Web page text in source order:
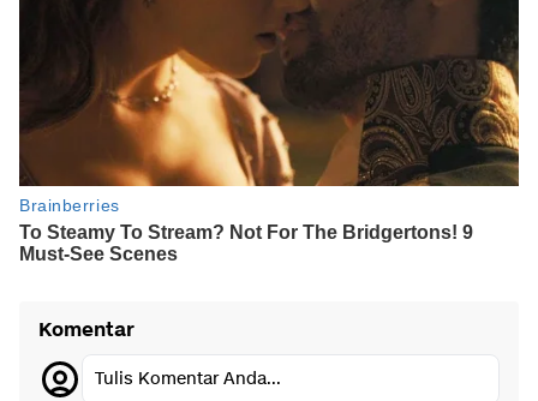
Komentar
Tulis Komentar Anda...